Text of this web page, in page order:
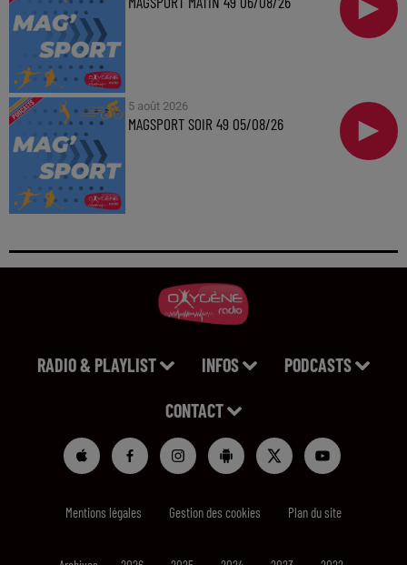
5 août 2026
MAGSPORT SOIR 49 05/08/26
RADIO & PLAYLIST INFOS PODCASTS
CONTACT
Mentions légales Gestion des cookies Plan du site